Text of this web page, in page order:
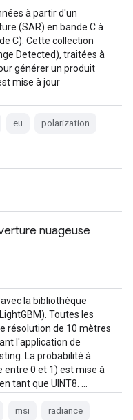
à partir d'un
(SAR) en bande C à
C). Cette collection
Detected), traitées à
générer un produit
mise à jour
eu polarization
nuageuse
la bibliothèque
Toutes les
résolution de 10 mètres
l'application de
La probabilité à
0 et 1) est mise à
tant que UINT8. …
msi radiance